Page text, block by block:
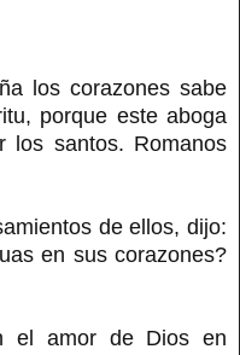
los corazones sabe
porque este aboga
los santos. Romanos
de ellos, dijo:
en sus corazones?
el amor de Dios en